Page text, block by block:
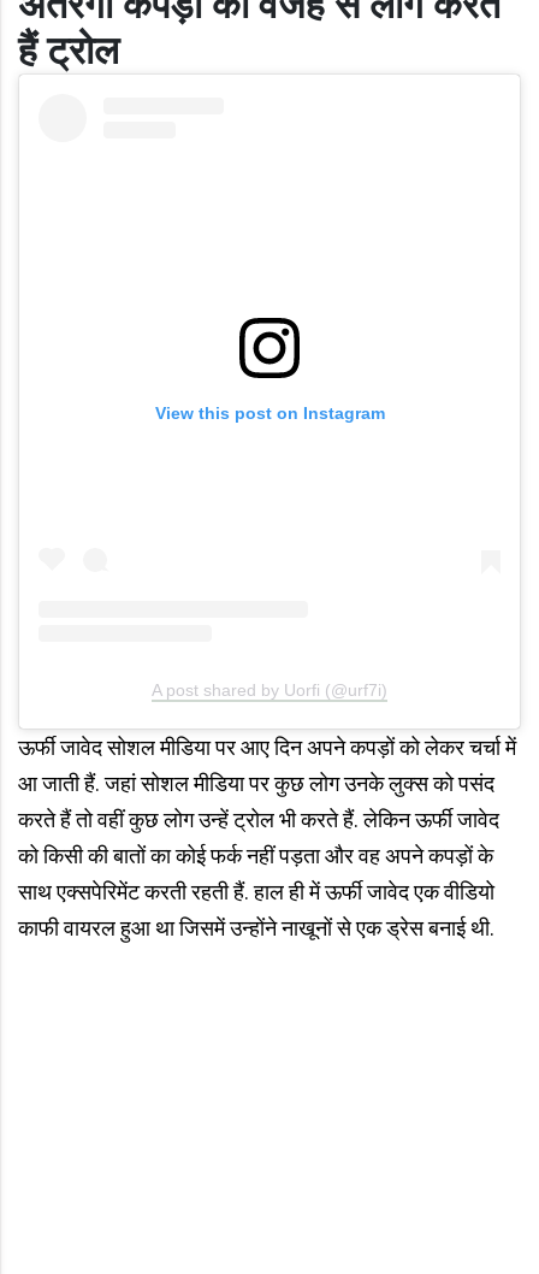
हैं ट्रोल
View this post on Instagram
A post shared by Uorfi (@urf7i)
ऊर्फी जावेद सोशल मीडिया पर आए दिन अपने कपड़ों को लेकर चर्चा में
आ जाती हैं. जहां सोशल मीडिया पर कुछ लोग उनके लुक्स को पसंद
करते हैं तो वहीं कुछ लोग उन्हें ट्रोल भी करते हैं. लेकिन ऊर्फी जावेद
को किसी की बातों का कोई फर्क नहीं पड़ता और वह अपने कपड़ों के
साथ एक्सपेरिमेंट करती रहती हैं. हाल ही में ऊर्फी जावेद एक वीडियो
काफी वायरल हुआ था जिसमें उन्होंने नाखूनों से एक ड्रेस बनाई थी.